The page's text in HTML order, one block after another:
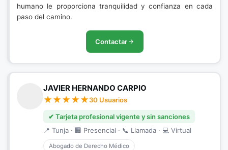
humano le proporciona tranquilidad y confianza en cada
paso del camino.
Contactar
JAVIER HERNANDO CARPIO
30 Usuarios
✔ Tarjeta profesional vigente y sin sanciones
📍 Tunja · 🏢 Presencial · 📞 Llamada · 💻 Virtual
Abogado de Derecho Médico